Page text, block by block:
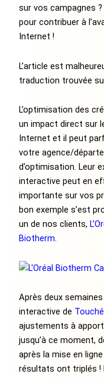
sur vos campagnes
pour contribuer à
Internet !
L’article est
traduction trouvée
L’optimisation des
un impact direct sur
Internet et il peut
votre agence/
d’optimisation. Leur
interactive peut en
importante sur vos
bon exemple s’est
un de nos clients,
Biotherm.
Après deux
interactive de
ajustements à
jusqu’à ce moment,
après la mise en
résultats ont triplés !